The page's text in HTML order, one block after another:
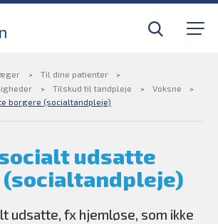
Til dine patienter
Tilskud til tandpleje
Voksne
borgere (socialtandpleje)
udsatte
udsatte, fx hjemløse, som ikke